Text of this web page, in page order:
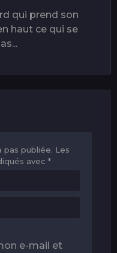
qui prend son
haut ce qui se
pas publiée. Les
avec *
e-mail et